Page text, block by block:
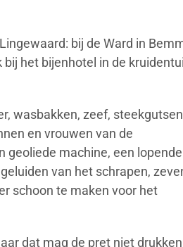
bij de Ward in
het bijenhotel in de
wasbakken, zeef,
en vrouwen van de
geoliede machine, een lopende
van het schrapen,
schoon te maken voor het
dat mag de pret niet